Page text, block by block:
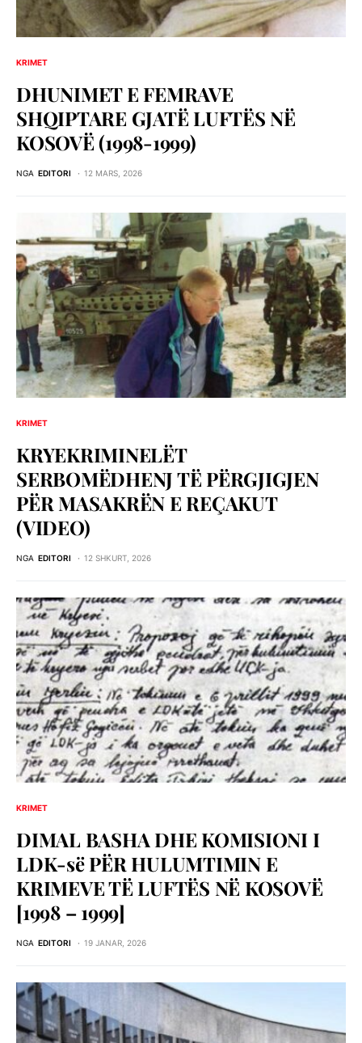
KRIMET
DHUNIMET E FEMRAVE
SHQIPTARE GJATË LUFTËS NË
KOSOVË (1998-1999)
NGA EDITORI 12 MARS, 2026
KRIMET
KRYEKRIMINELËT
SERBOMËDHENJ TË PËRGJIGJEN
PËR MASAKRËN E REÇAKUT
(VIDEO)
NGA EDITORI 12 SHKURT, 2026
KRIMET
DIMAL BASHA DHE KOMISIONI I
LDK-së PËR HULUMTIMIN E
KRIMEVE TË LUFTËS NË KOSOVË
[1998 – 1999]
NGA EDITORI 19 JANAR, 2026